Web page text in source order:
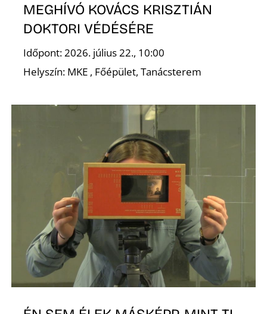
MEGHÍVÓ KOVÁCS KRISZTIÁN
DOKTORI VÉDÉSÉRE
Időpont: 2026. július 22., 10:00
Helyszín: MKE , Főépület, Tanácsterem